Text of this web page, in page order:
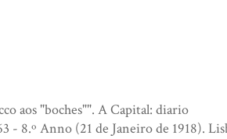
aos "boches"". A Capital: diario
8.º Anno (21 de Janeiro de 1918).